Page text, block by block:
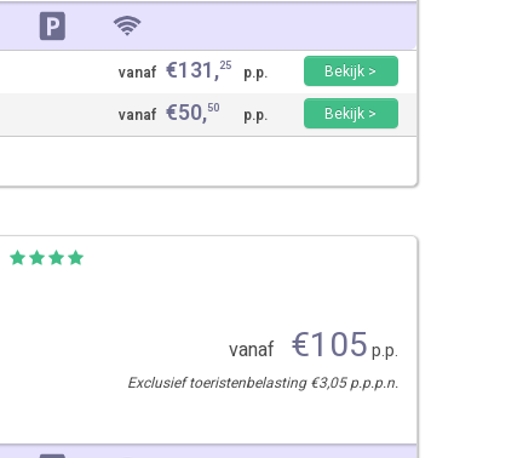
vanaf €131,25 p.p.
Bekijk >
vanaf €50,50 p.p. Bekijk >
vanaf €105p.p.
Exclusief toeristenbelasting €3,05 p.p.p.n.